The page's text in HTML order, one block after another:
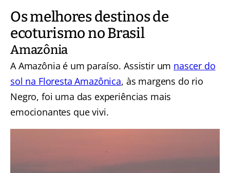
Os melhores destinos de
ecoturismo no Brasil
Amazônia
A Amazônia é um paraíso. Assistir um nascer do
sol na Floresta Amazônica, às margens do rio
Negro, foi uma das experiências mais
emocionantes que vivi.